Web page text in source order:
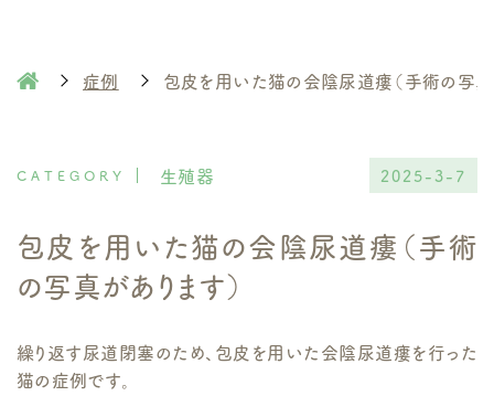
症例 包皮を用いた猫の会陰尿道瘻（手術の写真
生殖器 2025-3-7
包皮を用いた猫の会陰尿道瘻（手術
の写真があります）
繰り返す尿道閉塞のため、包皮を用いた会陰尿道瘻を行った
猫の症例です。